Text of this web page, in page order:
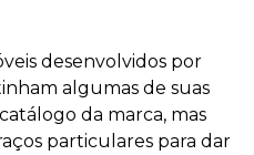
desenvolvidos por
algumas de suas
da marca, mas
particulares para dar